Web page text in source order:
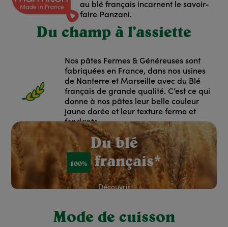
au blé français incarnent le savoir-
faire Panzani.
Du champ à l’assiette
Nos pâtes Fermes & Généreuses sont
fabriquées en France, dans nos usines
de Nanterre et Marseille avec du Blé
français de grande qualité. C’est ce qui
donne à nos pâtes leur belle couleur
jaune dorée et leur texture ferme et
fondante.
red: Rouge Du blé
100% français*
Découvrir
Mode de cuisson